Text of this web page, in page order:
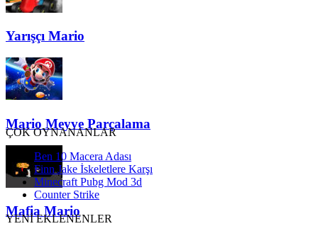
Yarışçı Mario
Mario Meyve Parçalama
Mafia Mario
ÇOK OYNANANLAR
Ben 10 Macera Adası
Finn Jake İskeletlere Karşı
Minecraft Pubg Mod 3d
Counter Strike
YENİ EKLENENLER